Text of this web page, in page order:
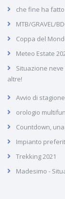
che fine ha
MTB/GRAVEL/
Coppa del
Meteo Estate
Situazione
altre!
Avvio di
orologio
Countdown,
Impianto
Trekking 2021
Madesimo -